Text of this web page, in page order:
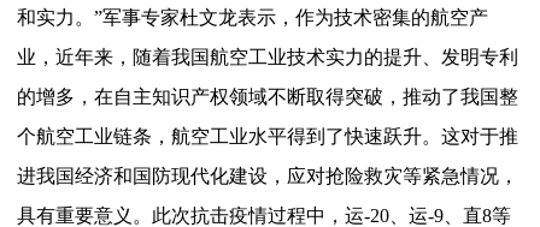
和实力。 ”军事专家杜文龙表示，作为技术密集的航空产
业，近年来，随着我国航空工业技术实力的提升、发明专利
的增多，在自主知识产权领域不断取得突破，推动了我国整
个航空工业链条，航空工业水平得到了快速跃升。这对于推
进我国经济和国防现代化建设，应对抢险救灾等紧急情况，
具有重要意义。此次抗击疫情过程中，运-20、运-9、直8等